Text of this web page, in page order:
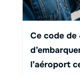
Ce code
l’aéroport